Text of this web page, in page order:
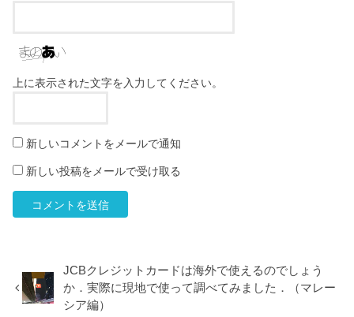
上に表示された文字を入力してください。
新しいコメントをメールで通知
新しい投稿をメールで受け取る
JCBクレジットカードは海外で使えるのでしょう
か．実際に現地で使って調べてみました．（マレー
シア編）